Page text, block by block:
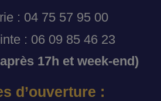
: 04 75 57 95 00
: 06 09 85 46 23
17h et week-end)
d’ouverture :